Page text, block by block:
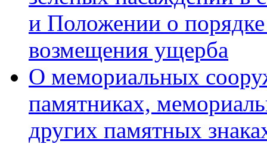
и Положении о
возмещения ущерба
О мемориальных
памятниках,
других памятных